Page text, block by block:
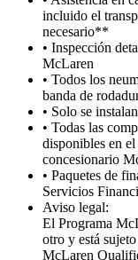
incluido el
necesario**
• Inspección
McLaren
• Todos los
banda de
• Solo se
• Todas las
disponibles en
concesionario
• Paquetes de
Servicios
Aviso legal:
El Programa
otro y está
McLaren